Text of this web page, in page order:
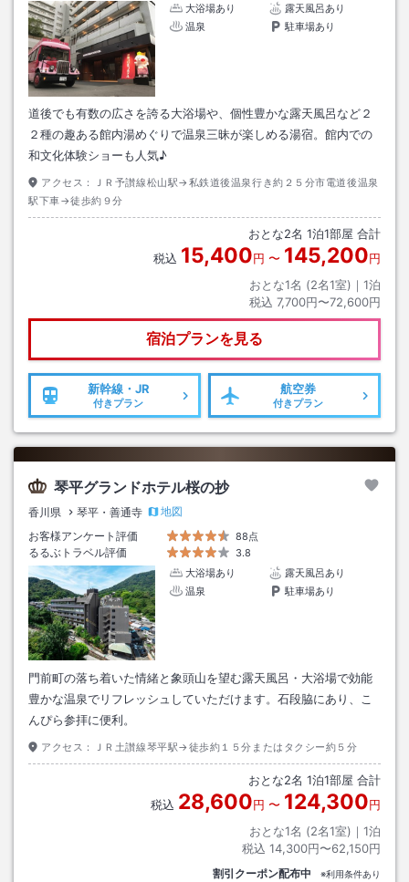
大浴場あり
露天風呂あり
温泉
駐車場あり
道後でも有数の広さを誇る大浴場や、個性豊かな露天風呂など２
２種の趣ある館内湯めぐりで温泉三昧が楽しめる湯宿。館内での
和文化体験ショーも人気♪
アクセス：
ＪＲ予讃線松山駅→私鉄道後温泉行き約２５分市電道後温泉
駅下車→徒歩約９分
おとな2名 1泊1部屋 合計
税込 15,400円 〜 145,200円
おとな1名 (2名1室)｜ 1泊
税込 7,700円〜72,600円
宿泊プランを見る
新幹線・JR
付きプラン
航空券
付きプラン
琴平グランドホテル桜の抄
香川県 琴平・善通寺
地図
お客様アンケート評価
88点
るるぶトラベル評価
3.8
大浴場あり
露天風呂あり
温泉
駐車場あり
門前町の落ち着いた情緒と象頭山を望む露天風呂・大浴場で効能
豊かな温泉でリフレッシュしていただけます。石段脇にあり、こ
んぴら参拝に便利。
アクセス： ＪＲ土讃線琴平駅→徒歩約１５分またはタクシー約５分
おとな2名 1泊1部屋 合計
税込 28,600円 〜 124,300円
おとな1名 (2名1室)｜ 1泊
税込 14,300円〜62,150円
割引クーポン配布中 ※利用条件あり